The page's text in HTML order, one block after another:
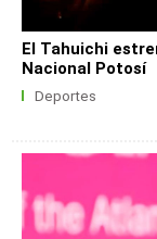
El Tahuichi
Nacional Potosí
Deportes